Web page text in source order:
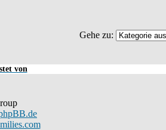
Gehe zu:
von